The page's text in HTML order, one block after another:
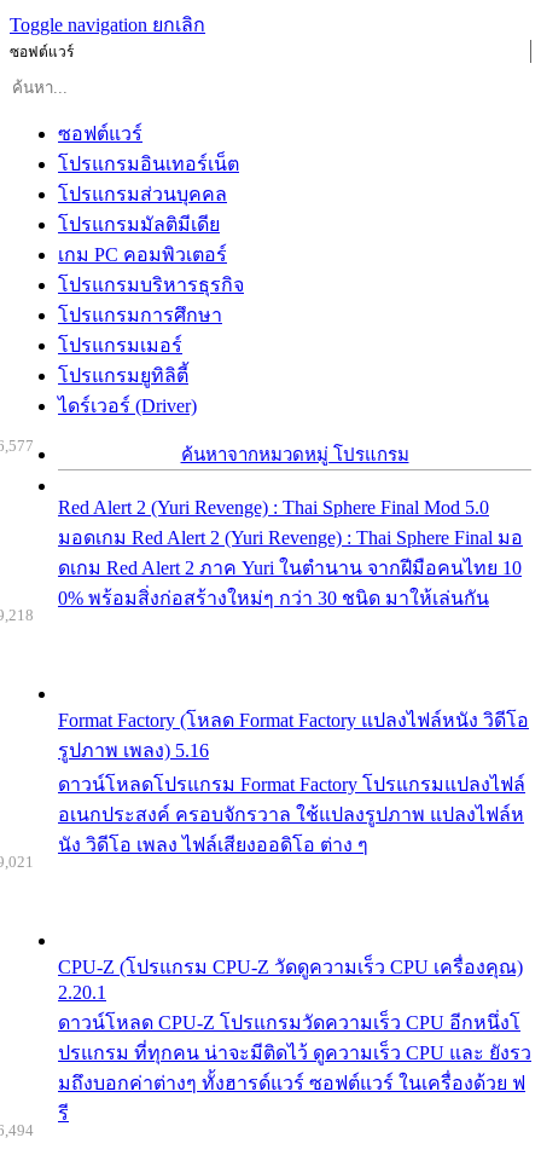
Toggle navigation ยกเลิก
ซอฟต์แวร์
ซอฟต์แวร์
โปรแกรมอินเทอร์เน็ต
โปรแกรมส่วนบุคคล
โปรแกรมมัลติมีเดีย
เกม PC คอมพิวเตอร์
โปรแกรมบริหารธุรกิจ
โปรแกรมการศึกษา
โปรแกรมเมอร์
โปรแกรมยูทิลิตี้
ไดร์เวอร์ (Driver)
ค้นหาจากหมวดหมู่ โปรแกรม
Red Alert 2 (Yuri Revenge) : Thai Sphere Final Mod 5.0
มอดเกม Red Alert 2 (Yuri Revenge) : Thai Sphere Final มอ
ดเกม Red Alert 2 ภาค Yuri ในตำนาน จากฝีมือคนไทย 10
0% พร้อมสิ่งก่อสร้างใหม่ๆ กว่า 30 ชนิด มาให้เล่นกัน
Format Factory (โหลด Format Factory แปลงไฟล์หนัง วิดีโอ
รูปภาพ เพลง) 5.16
ดาวน์โหลดโปรแกรม Format Factory โปรแกรมแปลงไฟล์
อเนกประสงค์ ครอบจักรวาล ใช้แปลงรูปภาพ แปลงไฟล์ห
นัง วิดีโอ เพลง ไฟล์เสียงออดิโอ ต่าง ๆ
CPU-Z (โปรแกรม CPU-Z วัดดูความเร็ว CPU เครื่องคุณ)
2.20.1
ดาวน์โหลด CPU-Z โปรแกรมวัดความเร็ว CPU อีกหนึ่งโ
ปรแกรม ที่ทุกคน น่าจะมีติดไว้ ดูความเร็ว CPU และ ยังรว
มถึงบอกค่าต่างๆ ทั้งฮารด์แวร์ ซอฟต์แวร์ ในเครื่องด้วย ฟ
รี